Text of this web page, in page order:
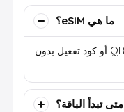
ما هي eSIM؟
eSIM هي شريحة رقمية تثبتها بواسطة QR أو كود تفعيل بدون
متى تبدأ الباقة؟